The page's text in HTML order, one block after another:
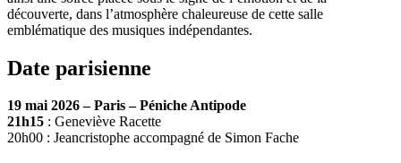
découverte, dans l’atmosphère chaleureuse de cette salle
emblématique des musiques indépendantes.
Date parisienne
19 mai 2026 – Paris – Péniche Antipode
21h15 : Geneviève Racette
20h00 : Jeancristophe accompagné de Simon Fache